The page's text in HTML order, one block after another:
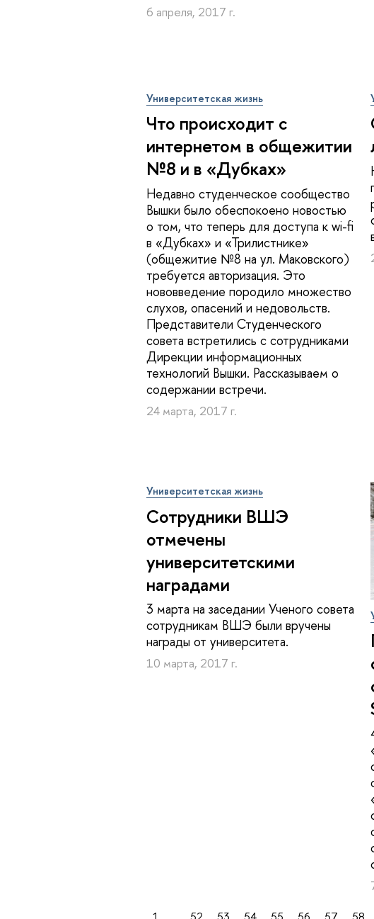
6 апреля, 2017 г.
Университетская жизнь
Что происходит с
интернетом в общежитии
№8 и в «Дубках»
Недавно студенческое сообщество
Вышки было обеспокоено новостью
о том, что теперь для доступа к wi-fi
в «Дубках» и «Трилистнике»
(общежитие №8 на ул. Маковского)
требуется авторизация. Это
нововведение породило множество
слухов, опасений и недовольств.
Представители Студенческого
совета встретились с сотрудниками
Дирекции информационных
технологий Вышки. Рассказываем о
содержании встречи.
24 марта, 2017 г.
Университетская жизнь
Сотрудники ВШЭ
отмечены
университетскими
наградами
3 марта на заседании Ученого совета
сотрудникам ВШЭ были вручены
награды от университета.
10 марта, 2017 г.